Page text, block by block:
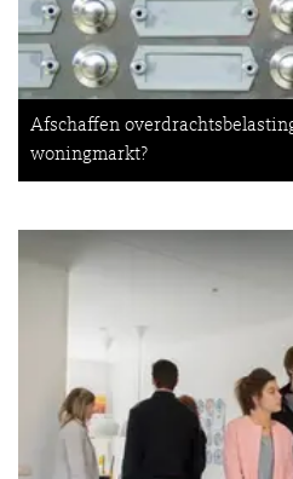
Afschaffen
woningmarkt?